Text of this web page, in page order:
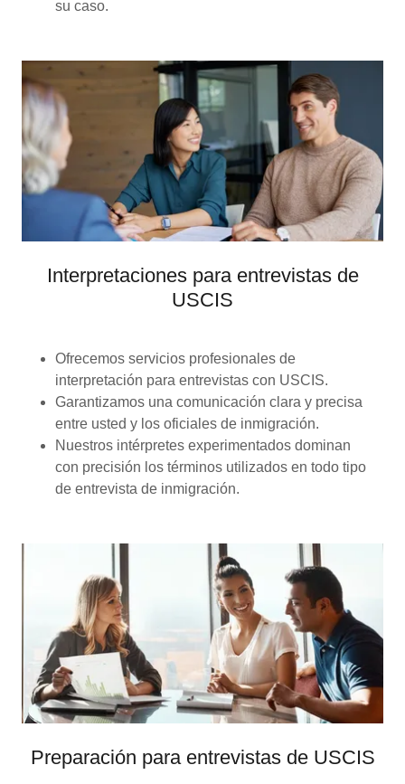
su caso.
Interpretaciones para entrevistas de
USCIS
Ofrecemos servicios profesionales de
interpretación para entrevistas con USCIS.
Garantizamos una comunicación clara y precisa
entre usted y los oficiales de inmigración.
Nuestros intérpretes experimentados dominan
con precisión los términos utilizados en todo tipo
de entrevista de inmigración.
Preparación para entrevistas de USCIS